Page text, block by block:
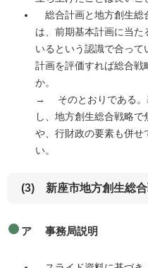
総合計画と地方創生総
は、前期基本計画に当
いるという認識で合っ
計画を評価すれば総合戦
か。
→ そのとおりである。
し、地方創生総合戦略
や、行財政の要素も併せ
い。
(3) 新座市地方創生総合
ア 事務局説明